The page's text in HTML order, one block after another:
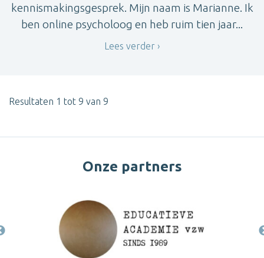
kennismakingsgesprek. Mijn naam is Marianne. Ik
ben online psycholoog en heb ruim tien jaar...
Lees verder
Resultaten 1 tot 9 van 9
Onze partners